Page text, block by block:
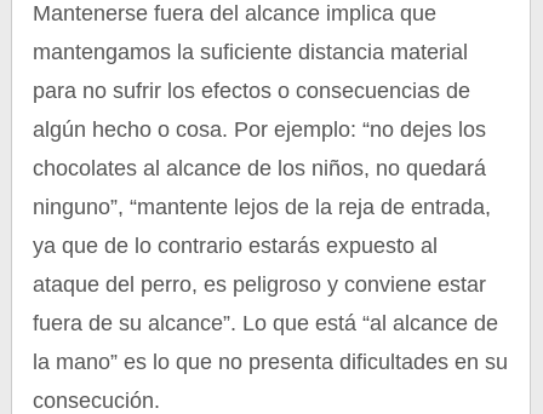
Mantenerse fuera del alcance implica que
mantengamos la suficiente distancia material
para no sufrir los efectos o consecuencias de
algún hecho o cosa. Por ejemplo: “no dejes los
chocolates al alcance de los niños, no quedará
ninguno”, “mantente lejos de la reja de entrada,
ya que de lo contrario estarás expuesto al
ataque del perro, es peligroso y conviene estar
fuera de su alcance”. Lo que está “al alcance de
la mano” es lo que no presenta dificultades en su
consecución.